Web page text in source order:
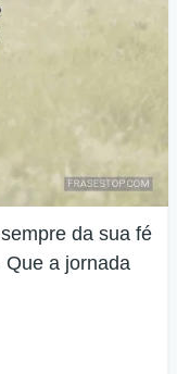
da sua fé
Que a jornada